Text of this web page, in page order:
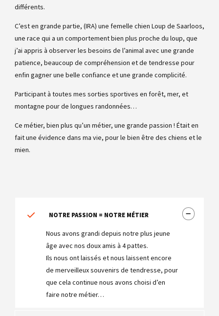
différents.
C’est en grande partie, (IRA) une femelle chien Loup de Saarloos,
une race qui a un comportement bien plus proche du loup, que
j’ai appris à observer les besoins de l’animal avec une grande
patience, beaucoup de compréhension et de tendresse pour
enfin gagner une belle confiance et une grande complicité.
Participant à toutes mes sorties sportives en forêt, mer, et
montagne pour de longues randonnées…
Ce métier, bien plus qu’un métier, une grande passion ! Était en
fait une évidence dans ma vie, pour le bien être des chiens et le
mien.
NOTRE PASSION = NOTRE MÉTIER
Nous avons grandi depuis notre plus jeune
âge avec nos doux amis à 4 pattes.
Ils nous ont laissés et nous laissent encore
de merveilleux souvenirs de tendresse, pour
que cela continue nous avons choisi d’en
faire notre métier…